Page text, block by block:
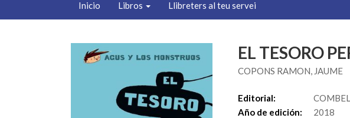
Inicio Libros Llibreters al teu servei
EL TESORO
COPONS RAMON, JAUME
Editorial:
Año de edición:
2018